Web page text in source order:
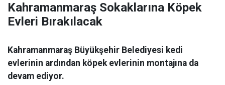
Kahramanmaraş Sokaklarına Köpek
Evleri Bırakılacak
Kahramanmaraş Büyükşehir Belediyesi kedi
evlerinin ardından köpek evlerinin montajına da
devam ediyor.